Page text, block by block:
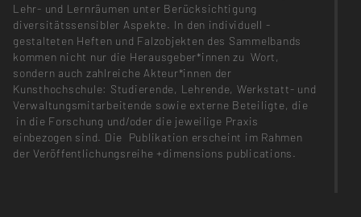
Lehr- und Lernräumen unter Berücksichtigung
diversitätssensibler Aspekte. In den individuell ­
gestalteten Heften und Falzobjekten des Sammelbands
kommen nicht nur die Herausgeber*innen zu Wort,
sondern auch zahl­reiche Akteur*innen der
Kunsthochschule: ­Studierende, Lehrende, Werkstatt- und
Verwaltungsmitarbeitende sowie ­externe Beteiligte, die
in die Forschung und/oder die jeweilige Praxis
einbezogen sind. Die Publikation erscheint im Rahmen
der Veröffentlichungsreihe +dimensions publications.